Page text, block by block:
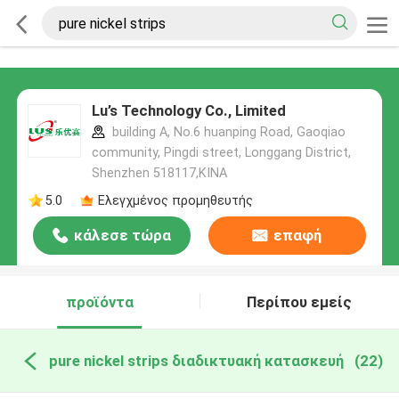
Lu’s Technology Co., Limited
building A, No.6 huanping Road, Gaoqiao
community, Pingdi street, Longgang District,
Shenzhen 518117,ΚΙΝΑ
5.0
Ελεγχμένος προμηθευτής
κάλεσε τώρα επαφή
προϊόντα Περίπου εμείς
pure nickel strips διαδικτυακή κατασκευή (22)